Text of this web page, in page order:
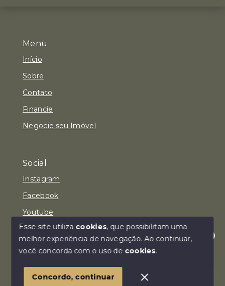
Olá! Estamos disponíveis para te ajudar.
Menu
Início
Sobre
Contato
Financie
Negocie seu Imóvel
Social
Instagram
Facebook
Youtube
© Copyright 2026 - Imóvel Aqui Consultoria Imobiliária
SITE PARA IMOBILIARIA
Esse site utiliza cookies, que possibilitam uma
melhor experiência de navegação.Ao continuar,
você concorda com o uso de cookies.
Concordo, continuar